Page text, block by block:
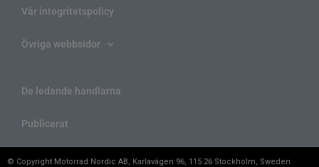
Vår integritetspolicy
Övriga webbsidor
De ledande handlarna
Publicerat
© Copyright Motorrad Nordic AB, Karlavägen 96, 115 26 Stockholm, Sweden